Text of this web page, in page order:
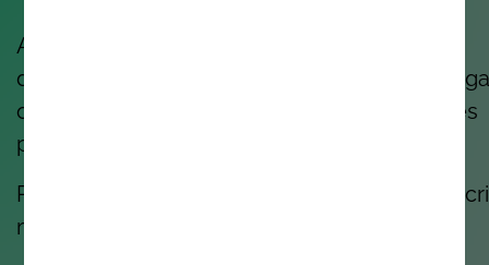
A boa tecnologia nasce de boas pessoas a
desenvolver trabalho com propósito, num
onde se sentem valorizadas, apoiadas e livres
para serem quem são.
Porque quando as pessoas se sentem bem,
melhor.